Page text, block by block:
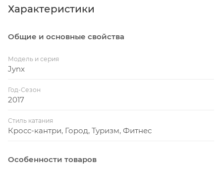
вилка уменьшает вибрации на грунтовых трассах.
гидравлические тормоза эффективны в любую
погоду.
грунта. Мягкие ручки руля и специальное женское
седло для большего комфорта.
Характеристики
Общие и основные свойства
Модель и серия
Jynx
Год-Сезон
2017
Стиль катания
Кросс-кантри, Город, Туризм, Фитнес
Особенности товаров